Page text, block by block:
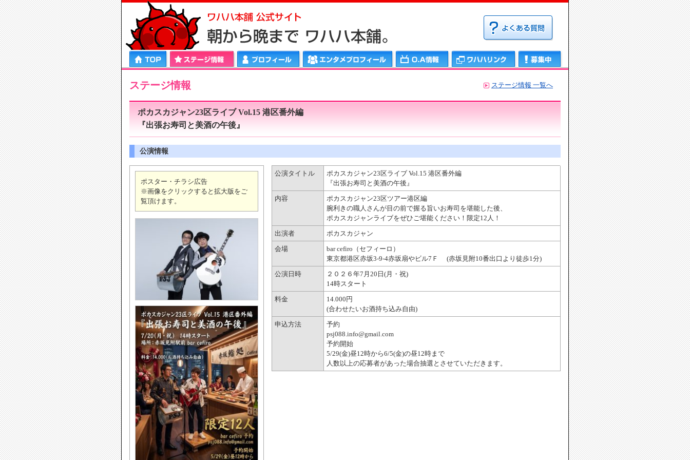
ステージ情報 プロフィールエンタメプロフィール ＯＡ情報 ワハハリンク 募集中
ステージ情報 ステージ情報 一覧へ
ポカスカジャン23区ライブ Vol.15 港区番外編
『出張お寿司と美酒の午後』
公演情報
ポスター・チラシ広告
※画像をクリックすると拡大版をご
覧頂けます。
公演タイトル
ポカスカジャン23区ライブ Vol.15 港区番外編
『出張お寿司と美酒の午後』
内容
ポカスカジャン23区ツアー港区編
腕利きの職人さんが目の前で握る旨いお寿司を堪能した後、
ポカスカジャンライブをぜひご堪能ください！限定12人！
出演者
ポカスカジャン
会場
bar cefiro（セフィーロ）
東京都港区赤坂3-9-4赤坂扇やビル7Ｆ (赤坂見附10番出口より徒歩1分)
公演日時
２０２６年7月20日(月・祝)
14時スタート
料金
14.000円
(合わせたいお酒持ち込み自由)
申込方法
予約
psj088.info@gmail.com
予約開始
5/29(金)昼12時から6/5(金)の昼12時まで
人数以上の応募者があった場合抽選とさせていただきます。